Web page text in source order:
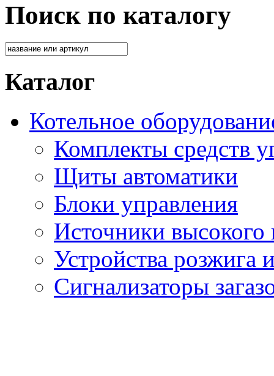
Поиск по каталогу
Каталог
Котельное
Комплекты средств
Щиты автоматики
Блоки управления
Источники высокого
Устройства розжига
Сигнализаторы